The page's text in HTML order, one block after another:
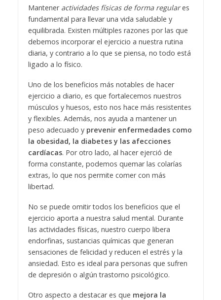
Mantener actividades físicas de forma regulares
fundamental para llevar una vida saludable y
equilibrada. Existen múltiples razones por las que
debemos incorporar el ejercicio a nuestra rutina
diaria, y contrario a lo que se piensa, no todo está
ligado a lo físico.
Uno de los beneficios más notables de hacer
ejercicio a diario, es que fortalecemos nuestros
músculos y huesos, esto nos hace más resistentes
y flexibles. Además, nos ayuda a mantener un
peso adecuado y prevenir enfermedades como
la obesidad, la diabetes y las afecciones
cardíacas. Por otro lado, al hacer ejerció de
forma constante, podemos quemar las colarías
extras, lo que nos permite comer con más
libertad.
No se puede omitir todos los beneficios que el
ejercicio aporta a nuestra salud mental. Durante
las actividades físicas, nuestro cuerpo libera
endorfinas, sustancias químicas que generan
sensaciones de felicidad y reducen el estrés y la
ansiedad. Esto es ideal para personas que sufren
de depresión o algún trastorno psicológico.
Otro aspecto a destacar es que mejora la